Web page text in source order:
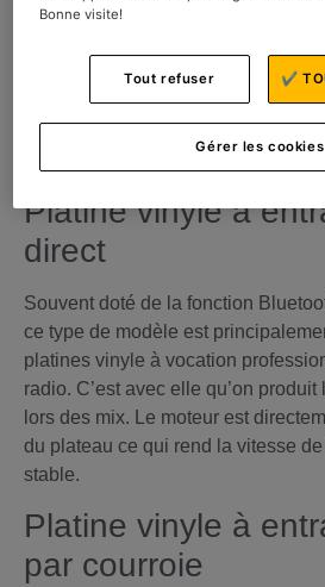
manuelle ou USB
Quelle platine
Platine vinyle à
direct
Souvent doté de la fonction
ce type de modèle est
platines vinyle à vocation
radio. C’est avec elle qu’on
lors des mix. Le moteur est
du plateau ce qui rend la vitesse
stable.
Platine vinyle à
par courroie
Bonne visite!
Gérer les cookies
Tout refuser ✔